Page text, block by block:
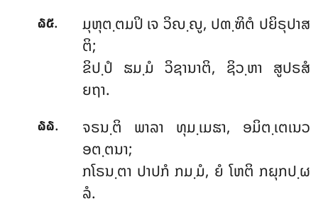
໖໕. ມຸຫຸຕ຺ຕມປິ ເຈ ວິຎ຺ຎູ, ປຓ຺ຑິຕໍ ປຍິຣຸປາສ
ຕິ;
ຂິປ຺ປໍ ຘມ຺ມໍ ວິຊານາຕິ, ຊິວ຺ຫາ ສູປຣສໍ
ຍຖາ.
໖໖.
ຈຣນ຺ຕິ ພາລາ ທຸມ຺ເມຘາ, ອມິຕ຺ເຕເນວ
ອຕ຺ຕນາ;
ກໂຣນ຺ຕາ ປາປກໍ ກມ຺ມໍ, ຍໍ ໂຫຕິ ກຏຸກປ຺ຜ
ລໍ.